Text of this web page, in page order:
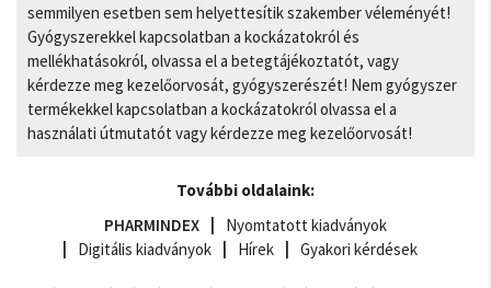
semmilyen esetben sem helyettesítik szakember véleményét!
Gyógyszerekkel kapcsolatban a kockázatokról és
mellékhatásokról, olvassa el a betegtájékoztatót, vagy
kérdezze meg kezelőorvosát, gyógyszerészét! Nem gyógyszer
termékekkel kapcsolatban a kockázatokról olvassa el a
használati útmutatót vagy kérdezze meg kezelőorvosát!
További oldalaink:
PHARMINDEX
Nyomtatott kiadványok
Digitális kiadványok
Hírek Gyakori kérdések